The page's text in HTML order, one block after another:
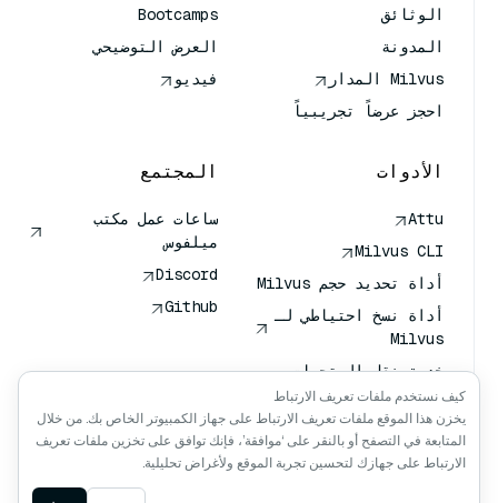
الوثائق
المدونة
Milvus المدار
احجز عرضاً تجريبياً
Bootcamps
العرض التوضيحي
فيديو
الأدوات
Attu
Milvus CLI
أداة تحديد حجم Milvus
أداة نسخ احتياطي لـ
Milvus
خدمة نقل المتجهات
(VTS)
باحث عميق
سياق كلود كلود
المجتمع
ساعات عمل مكتب
ميلفوس
Discord
Github
كيف نستخدم ملفات تعريف الارتباط
يخزن هذا الموقع ملفات تعريف الارتباط على جهاز الكمبيوتر الخاص بك. من خلال
المتابعة في التصفح أو بالنقر على ‘موافقة’، فإنك توافق على تخزين ملفات تعريف
الارتباط على جهازك لتحسين تجربة الموقع ولأغراض تحليلية.